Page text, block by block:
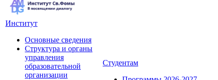
Институт
Основные сведения
Структура и органы
управления
образовательной
организации
Студентам